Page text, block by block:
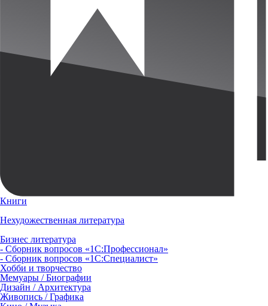
Книги
Нехудожественная литература
Бизнес литература
- Сборник вопросов «1С:Профессионал»
- Сборник вопросов «1С:Специалист»
Хобби и творчество
Мемуары / Биографии
Дизайн / Архитектура
Живопись / Графика